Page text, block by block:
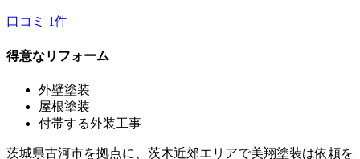
口コミ 1件
得意なリフォーム
外壁塗装
屋根塗装
付帯する外装工事
茨城県古河市を拠点に、茨木近郊エリアで美翔塗装は依頼を